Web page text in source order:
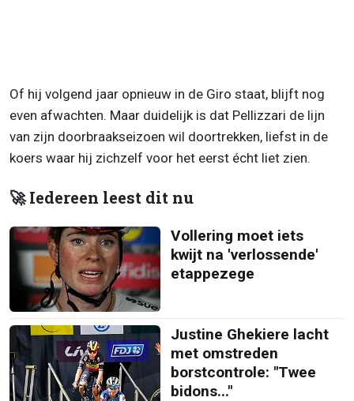
Of hij volgend jaar opnieuw in de Giro staat, blijft nog
even afwachten. Maar duidelijk is dat Pellizzari de lijn
van zijn doorbraakseizoen wil doortrekken, liefst in de
koers waar hij zichzelf voor het eerst écht liet zien.
🚀 Iedereen leest dit nu
Vollering moet iets
kwijt na 'verlossende'
etappezege
Justine Ghekiere lacht
met omstreden
borstcontrole: "Twee
bidons..."